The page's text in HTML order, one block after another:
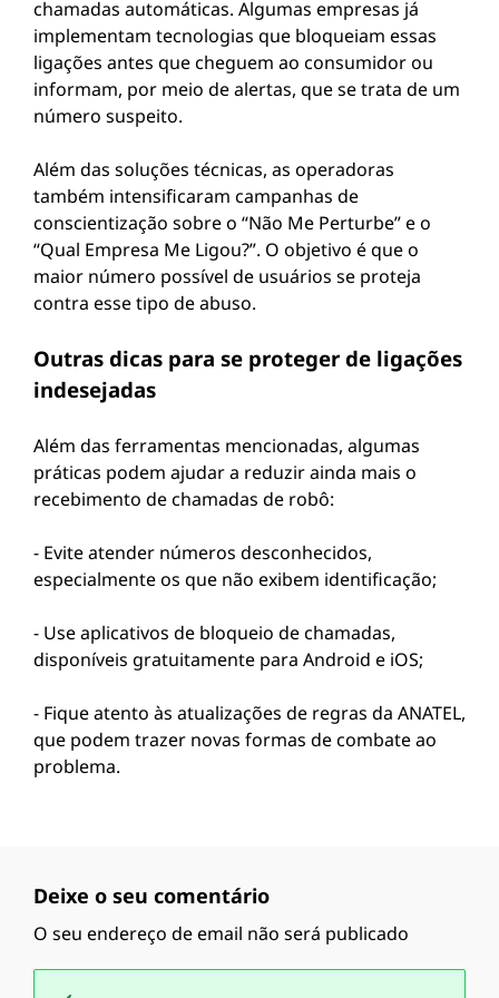
chamadas automáticas. Algumas empresas já
implementam tecnologias que bloqueiam essas
ligações antes que cheguem ao consumidor ou
informam, por meio de alertas, que se trata de um
número suspeito.
Além das soluções técnicas, as operadoras
também intensificaram campanhas de
conscientização sobre o “Não Me Perturbe” e o
“Qual Empresa Me Ligou?”. O objetivo é que o
maior número possível de usuários se proteja
contra esse tipo de abuso.
Outras dicas para se proteger de ligações
indesejadas
Além das ferramentas mencionadas, algumas
práticas podem ajudar a reduzir ainda mais o
recebimento de chamadas de robô:
- Evite atender números desconhecidos,
especialmente os que não exibem identificação;
- Use aplicativos de bloqueio de chamadas,
disponíveis gratuitamente para Android e iOS;
- Fique atento às atualizações de regras da ANATEL,
que podem trazer novas formas de combate ao
problema.
Deixe o seu comentário
O seu endereço de email não será publicado